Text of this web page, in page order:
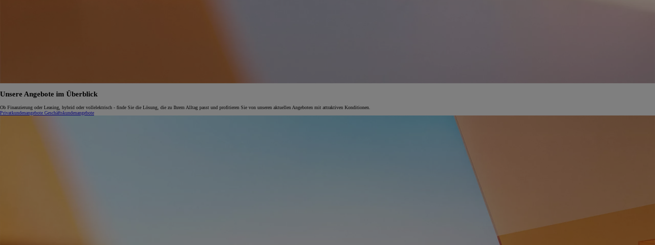
Unsere Angebote im Überblick
Ob Finanzierung oder Leasing, hybrid oder vollelektrisch - finde Sie die Lösung, die zu Ihrem Alltag passt und profitieren Sie von unseren aktuellen Angeboten mit attraktiven Konditionen.
Privatkundenangebote Geschäftskundenangebote